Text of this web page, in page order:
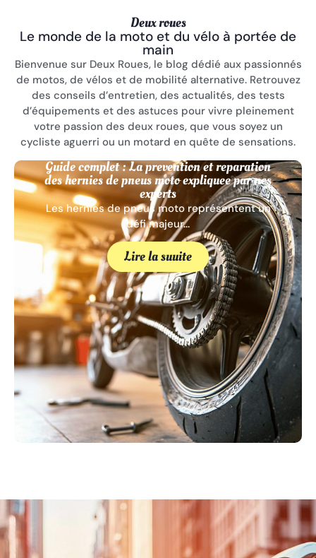
Deux roues
Le monde de la moto et du vélo à portée de
main
Bienvenue sur Deux Roues, le blog dédié aux passionnés
de motos, de vélos et de mobilité alternative. Retrouvez
des conseils d’entretien, des actualités, des tests
d’équipements et des astuces pour vivre pleinement
votre passion des deux roues, que vous soyez un
cycliste aguerri ou un motard en quête de sensations.
Guide complet : La prevention et reparation
des hernies de pneus moto expliquee par nos
experts
Les hernies de pneus moto représentent un
défi majeur...
Lire la suuite